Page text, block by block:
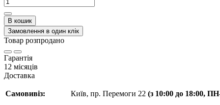
В кошик
Замовлення в один клік
Товар розпродано
Гарантія
12 місяців
Доставка
Самовивіз: Київ, пр. Перемоги 22 (з 10:00 до 18:00,